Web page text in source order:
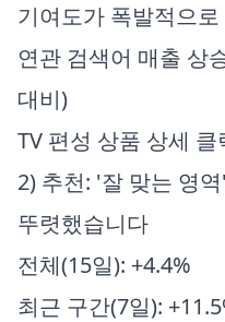
기여도가 폭발적으
연관 검색어 매출 상
대비)
TV 편성 상품 상세
2) 추천: '잘 맞는 영
뚜렷했습니다
전체(15일): +4.4%
최근 구간(7일):